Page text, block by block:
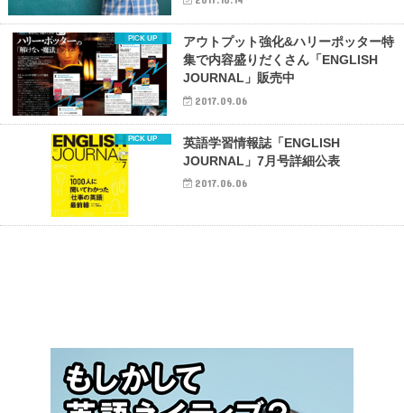
アウトプット強化&ハリーポッター特
集で内容盛りだくさん「ENGLISH
JOURNAL」販売中
2017.09.06
英語学習情報誌「ENGLISH
JOURNAL」7月号詳細公表
2017.06.06